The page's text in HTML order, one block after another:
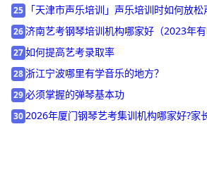
24 终于知道石家庄市音乐艺考培训机构收费
25「天津市声乐培训」声乐培训时如何放松
26济南艺考钢琴培训机构哪家好（2023年有
27如何提高艺考录取率
28 浙江宁波哪里有学音乐的地方？
29 必须掌握的弹琴基本功